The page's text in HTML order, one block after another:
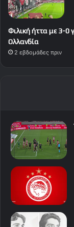
Φιλική ήττα με 3-0
Ολλανδία
2 εβδομάδες πριν